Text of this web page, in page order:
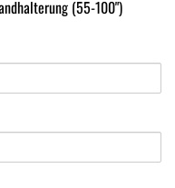
(55-100")